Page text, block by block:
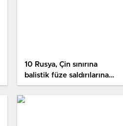
10 Rusya, Çin sınırına
balistik füze saldırılarına
karşı hava savunma
sistemleri kurdu